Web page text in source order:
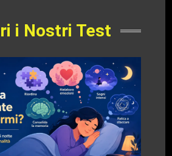
i Nostri Test